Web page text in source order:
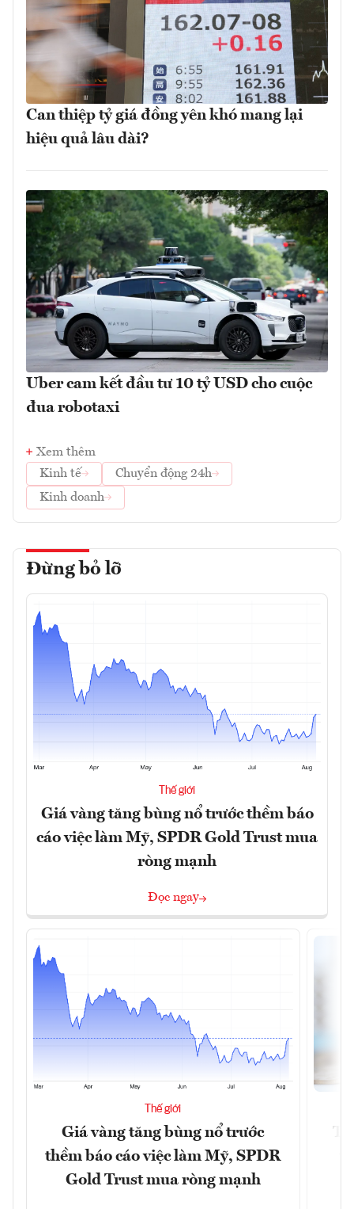
Can thiệp tỷ giá đồng yên khó mang lại
hiệu quả lâu dài?
Uber cam kết đầu tư 10 tỷ USD cho cuộc
đua robotaxi
Xem thêm
Kinh tế
Chuyển động 24h
Kinh doanh
Đừng bỏ lỡ
Thế giới
Giá vàng tăng bùng nổ trước thềm báo
cáo việc làm Mỹ, SPDR Gold Trust mua
ròng mạnh
Đọc ngay
Thế giới
Giá vàng tăng bùng nổ trước
thềm báo cáo việc làm Mỹ, SPDR
Gold Trust mua ròng mạnh